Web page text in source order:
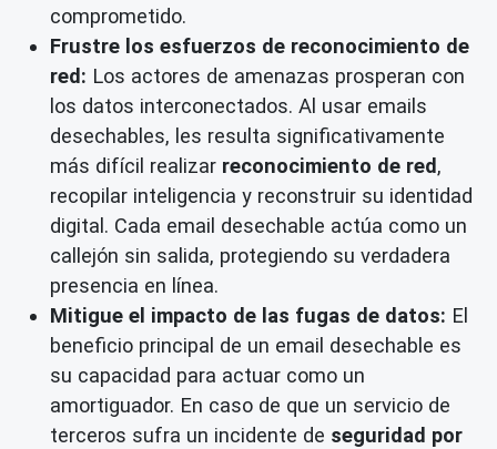
comprometido.
Frustre los esfuerzos de reconocimiento de
red: Los actores de amenazas prosperan con
los datos interconectados. Al usar emails
desechables, les resulta significativamente
más difícil realizar reconocimiento de red,
recopilar inteligencia y reconstruir su identidad
digital. Cada email desechable actúa como un
callejón sin salida, protegiendo su verdadera
presencia en línea.
Mitigue el impacto de las fugas de datos: El
beneficio principal de un email desechable es
su capacidad para actuar como un
amortiguador. En caso de que un servicio de
terceros sufra un incidente de seguridad por